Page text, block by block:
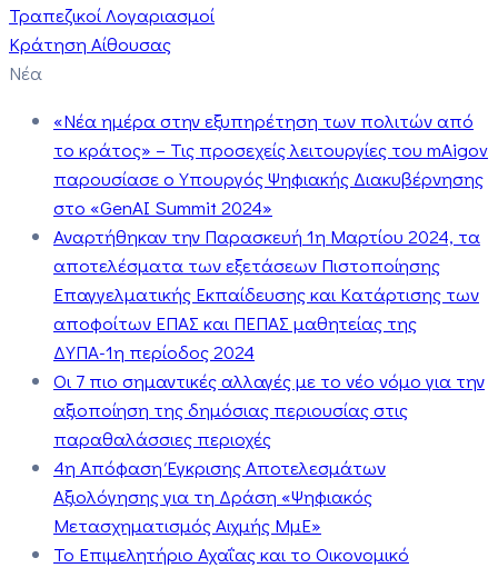
Τραπεζικοί Λογαριασμοί
Κράτηση Αίθουσας
Νέα
«Νέα ημέρα στην εξυπηρέτηση των πολιτών από
το κράτος» – Τις προσεχείς λειτουργίες του mAigov
παρουσίασε ο Υπουργός Ψηφιακής Διακυβέρνησης
στο «GenAI Summit 2024»
Αναρτήθηκαν την Παρασκευή 1η Μαρτίου 2024, τα
αποτελέσματα των εξετάσεων Πιστοποίησης
Επαγγελματικής Εκπαίδευσης και Κατάρτισης των
αποφοίτων ΕΠΑΣ και ΠΕΠΑΣ μαθητείας της
ΔΥΠΑ-1η περίοδος 2024
Οι 7 πιο σημαντικές αλλαγές με το νέο νόμο για την
αξιοποίηση της δημόσιας περιουσίας στις
παραθαλάσσιες περιοχές
4η Απόφαση Έγκρισης Αποτελεσμάτων
Αξιολόγησης για τη Δράση «Ψηφιακός
Μετασχηματισμός Αιχμής ΜμΕ»
Το Επιμελητήριο Αχαΐας και το Οικονομικό